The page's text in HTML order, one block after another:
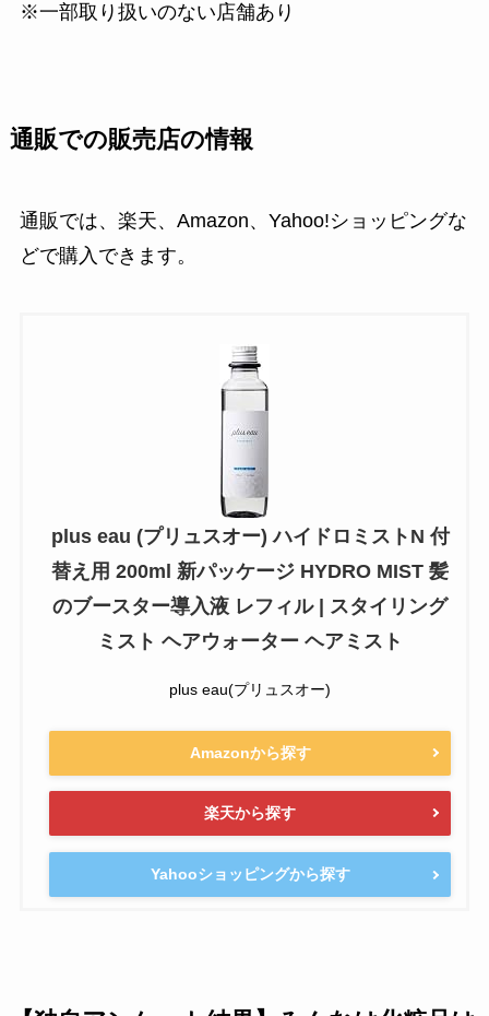
※一部取り扱いのない店舗あり
通販での販売店の情報
通販では、楽天、Amazon、Yahoo!ショッピングな
どで購入できます。
plus eau (プリュスオー) ハイドロミストN 付
替え用 200ml 新パッケージ HYDRO MIST 髪
のブースター導入液 レフィル | スタイリング
ミスト ヘアウォーター ヘアミスト
plus eau(プリュスオー)
Amazonから探す
楽天から探す
Yahooショッピングから探す